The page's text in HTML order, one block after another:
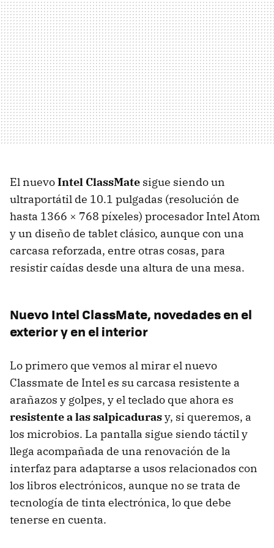
El nuevoIntel ClassMate sigue siendo un
ultraportátil de 10.1 pulgadas (resolución de
hasta 1366 × 768 píxeles) procesador Intel Atom
y un diseño de tablet clásico, aunque con una
carcasa reforzada, entre otras cosas, para
resistir caídas desde una altura de una mesa.
Nuevo Intel ClassMate, novedades en el
exterior y en el interior
Lo primero que vemos al mirar el nuevo
Classmate de Intel es su carcasa resistente a
arañazos y golpes, y el teclado que ahora es
resistente a las salpicadurasy, si queremos, a
los microbios. La pantalla sigue siendo táctil y
llega acompañada de una renovación de la
interfaz para adaptarse a usos relacionados con
los libros electrónicos, aunque no se trata de
tecnología de tinta electrónica, lo que debe
tenerse en cuenta.